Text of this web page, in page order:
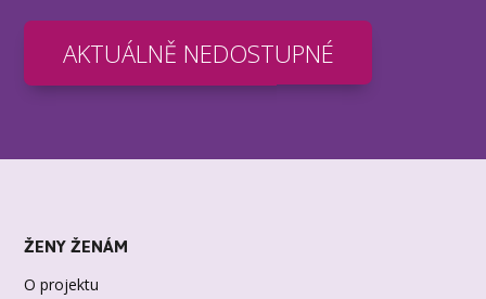
AKTUÁLNĚ NEDOSTUPNÉ
ŽENY ŽENÁM
O projektu